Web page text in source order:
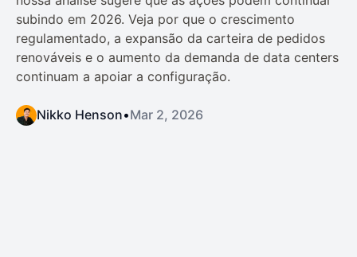
subindo em 2026. Veja por que o crescimento
regulamentado, a expansão da carteira de pedidos
renováveis e o aumento da demanda de data centers
continuam a apoiar a configuração.
Nikko Henson•Mar 2, 2026